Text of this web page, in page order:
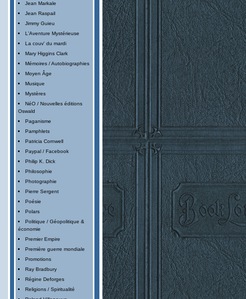
Jean Markale
Jean Raspail
Jimmy Guieu
L'Aventure Mystérieuse
La couv' du mardi
Mary Higgins Clark
Mémoires / Autobiographies
Moyen Âge
Musique
Mystères
NéO / Nouvelles éditions
Oswald
Paganisme
Pamphlets
Patricia Cornwell
Paypal / Facebook
Philip K. Dick
Philosophie
Photographie
Pierre Sergent
Poésie
Polars
Politique / Géopolitique &
économie
Premier Empire
Première guerre mondiale
Promotions
Ray Bradbury
Régine Deforges
Religions / Spiritualité